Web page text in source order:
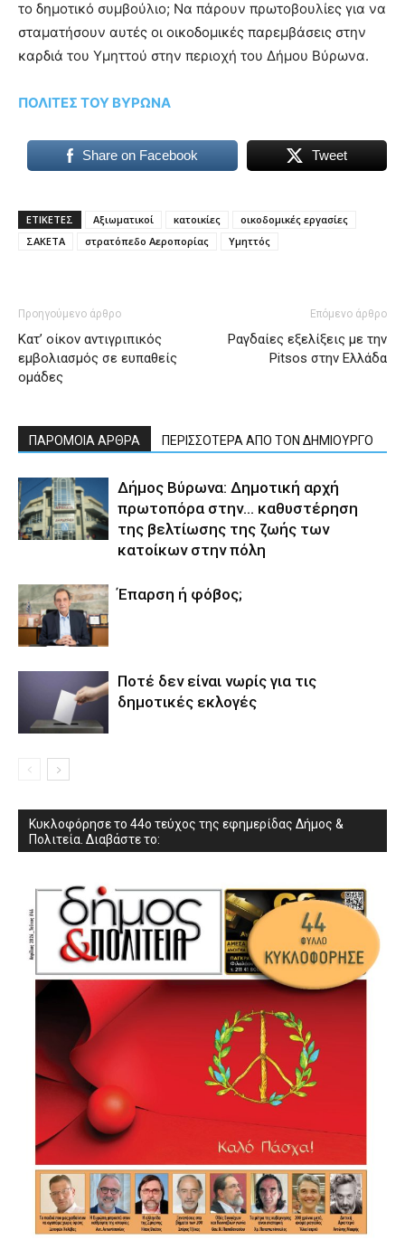
το δημοτικό συμβούλιο; Να πάρουν πρωτοβουλίες για να
σταματήσουν αυτές οι οικοδομικές παρεμβάσεις στην
καρδιά του Υμηττού στην περιοχή του Δήμου Βύρωνα.
ΠΟΛΙΤΕΣ ΤΟΥ ΒΥΡΩΝΑ
Share on Facebook Tweet
ΕΤΙΚΕΤΕΣ Αξιωματικοί κατοικίες
οικοδομικές εργασίες
ΣΑΚΕΤΑ
στρατόπεδο Αεροπορίας Υμηττός
Προηγούμενο άρθρο
Κατ’ οίκον αντιγριπικός
εμβολιασμός σε ευπαθείς
ομάδες
Επόμενο άρθρο
Ραγδαίες εξελίξεις με την
Pitsos στην Ελλάδα
ΠΑΡΟΜΟΙΑ ΑΡΘΡΑ ΠΕΡΙΣΣΟΤΕΡΑ ΑΠΟ ΤΟΝ ΔΗΜΙΟΥΡΓΟ
Δήμος Βύρωνα: Δημοτική αρχή
πρωτοπόρα στην… καθυστέρηση
της βελτίωσης της ζωής των
κατοίκων στην πόλη
Έπαρση ή φόβος;
Ποτέ δεν είναι νωρίς για τις
δημοτικές εκλογές
Κυκλοφόρησε το 44ο τεύχος της εφημερίδας Δήμος &
Πολιτεία. Διαβάστε το: